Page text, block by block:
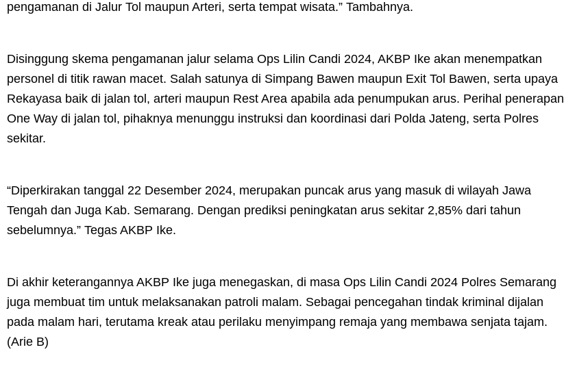
pengamanan di Jalur Tol maupun Arteri, serta tempat wisata.” Tambahnya.
Disinggung skema pengamanan jalur selama Ops Lilin Candi 2024, AKBP Ike akan menempatkan
personel di titik rawan macet. Salah satunya di Simpang Bawen maupun Exit Tol Bawen, serta upaya
Rekayasa baik di jalan tol, arteri maupun Rest Area apabila ada penumpukan arus. Perihal penerapan
One Way di jalan tol, pihaknya menunggu instruksi dan koordinasi dari Polda Jateng, serta Polres
sekitar.
“Diperkirakan tanggal 22 Desember 2024, merupakan puncak arus yang masuk di wilayah Jawa
Tengah dan Juga Kab. Semarang. Dengan prediksi peningkatan arus sekitar 2,85% dari tahun
sebelumnya.” Tegas AKBP Ike.
Di akhir keterangannya AKBP Ike juga menegaskan, di masa Ops Lilin Candi 2024 Polres Semarang
juga membuat tim untuk melaksanakan patroli malam. Sebagai pencegahan tindak kriminal dijalan
pada malam hari, terutama kreak atau perilaku menyimpang remaja yang membawa senjata tajam.
(Arie B)